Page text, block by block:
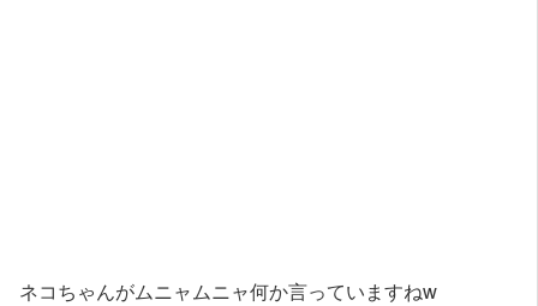
ネコちゃんがムニャムニャ何か言っていますねw